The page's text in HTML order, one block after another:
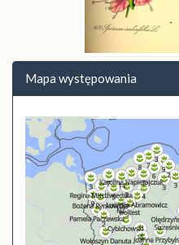
Mapa występowania